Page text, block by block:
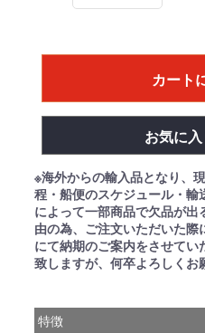
カート
お気に
※海外からの輸入品となり、
程・船便のスケジュール・
によって一部商品で欠品が
由の為、ご注文いただいた
にて納期のご案内をさせて
致しますが、何卒よろしくお
特徴